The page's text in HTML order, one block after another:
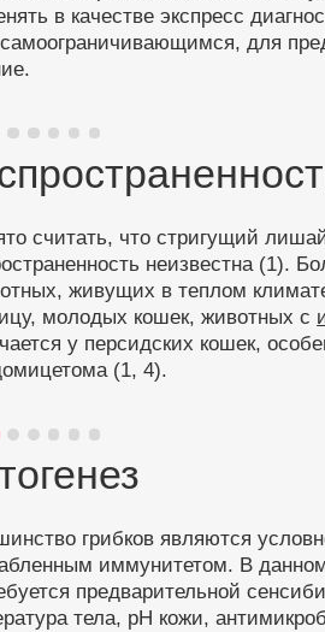
в качестве экспресс
для
считать, что стригущий
неизвестна (1).
живущих в теплом
молодых кошек, животных с
у персидских кошек,
(1, 4).
грибков являются
иммунитетом. В
предварительной
тела, pH кожи,